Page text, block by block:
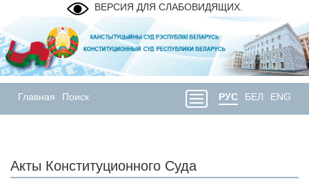
ВЕРСИЯ ДЛЯ СЛАБОВИДЯЩИХ.
Главная Поиск РУС БЕЛ ENG
Акты Конституционного Суда